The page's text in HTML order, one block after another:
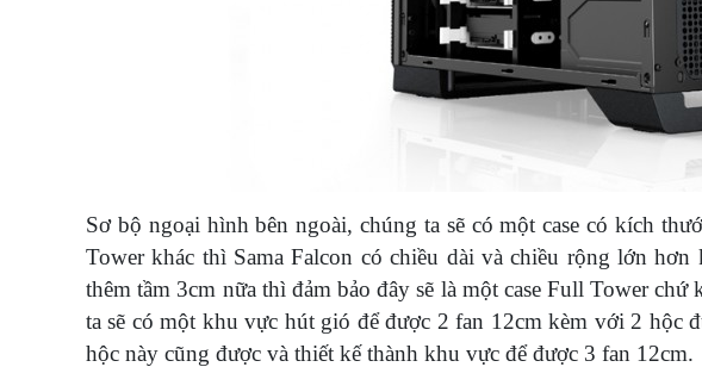
Sơ bộ ngoại hình bên ngoài, chúng ta sẽ có một case có kích
Tower khác thì Sama Falcon có chiều dài và chiều rộng lớn
thêm tầm 3cm nữa thì đảm bảo đây sẽ là một case Full Tower
ta sẽ có một khu vực hút gió để được 2 fan 12cm kèm với 2 hộc
hộc này cũng được và thiết kế thành khu vực để được 3 fan 12cm.